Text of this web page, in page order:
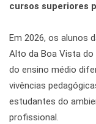
cursos superiores
Em 2026, os alunos
Alto da Boa Vista
do ensino médio
vivências
estudantes do
profissional.